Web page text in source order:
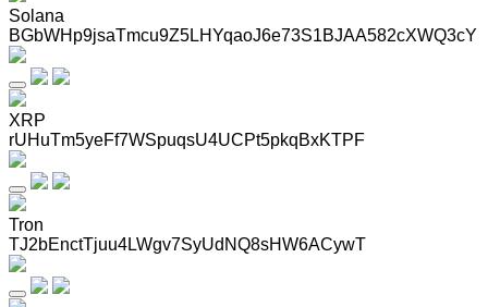
Solana
BGbWHp9jsaTmcu9Z5LHYqaoJ6e73S1BJAA582cXWQ3cY
XRP
rUHuTm5yeFf7WSpuqsU4UCPt5pkqBxKTPF
Tron
TJ2bEnctTjuu4LWgv7SyUdNQ8sHW6ACywT